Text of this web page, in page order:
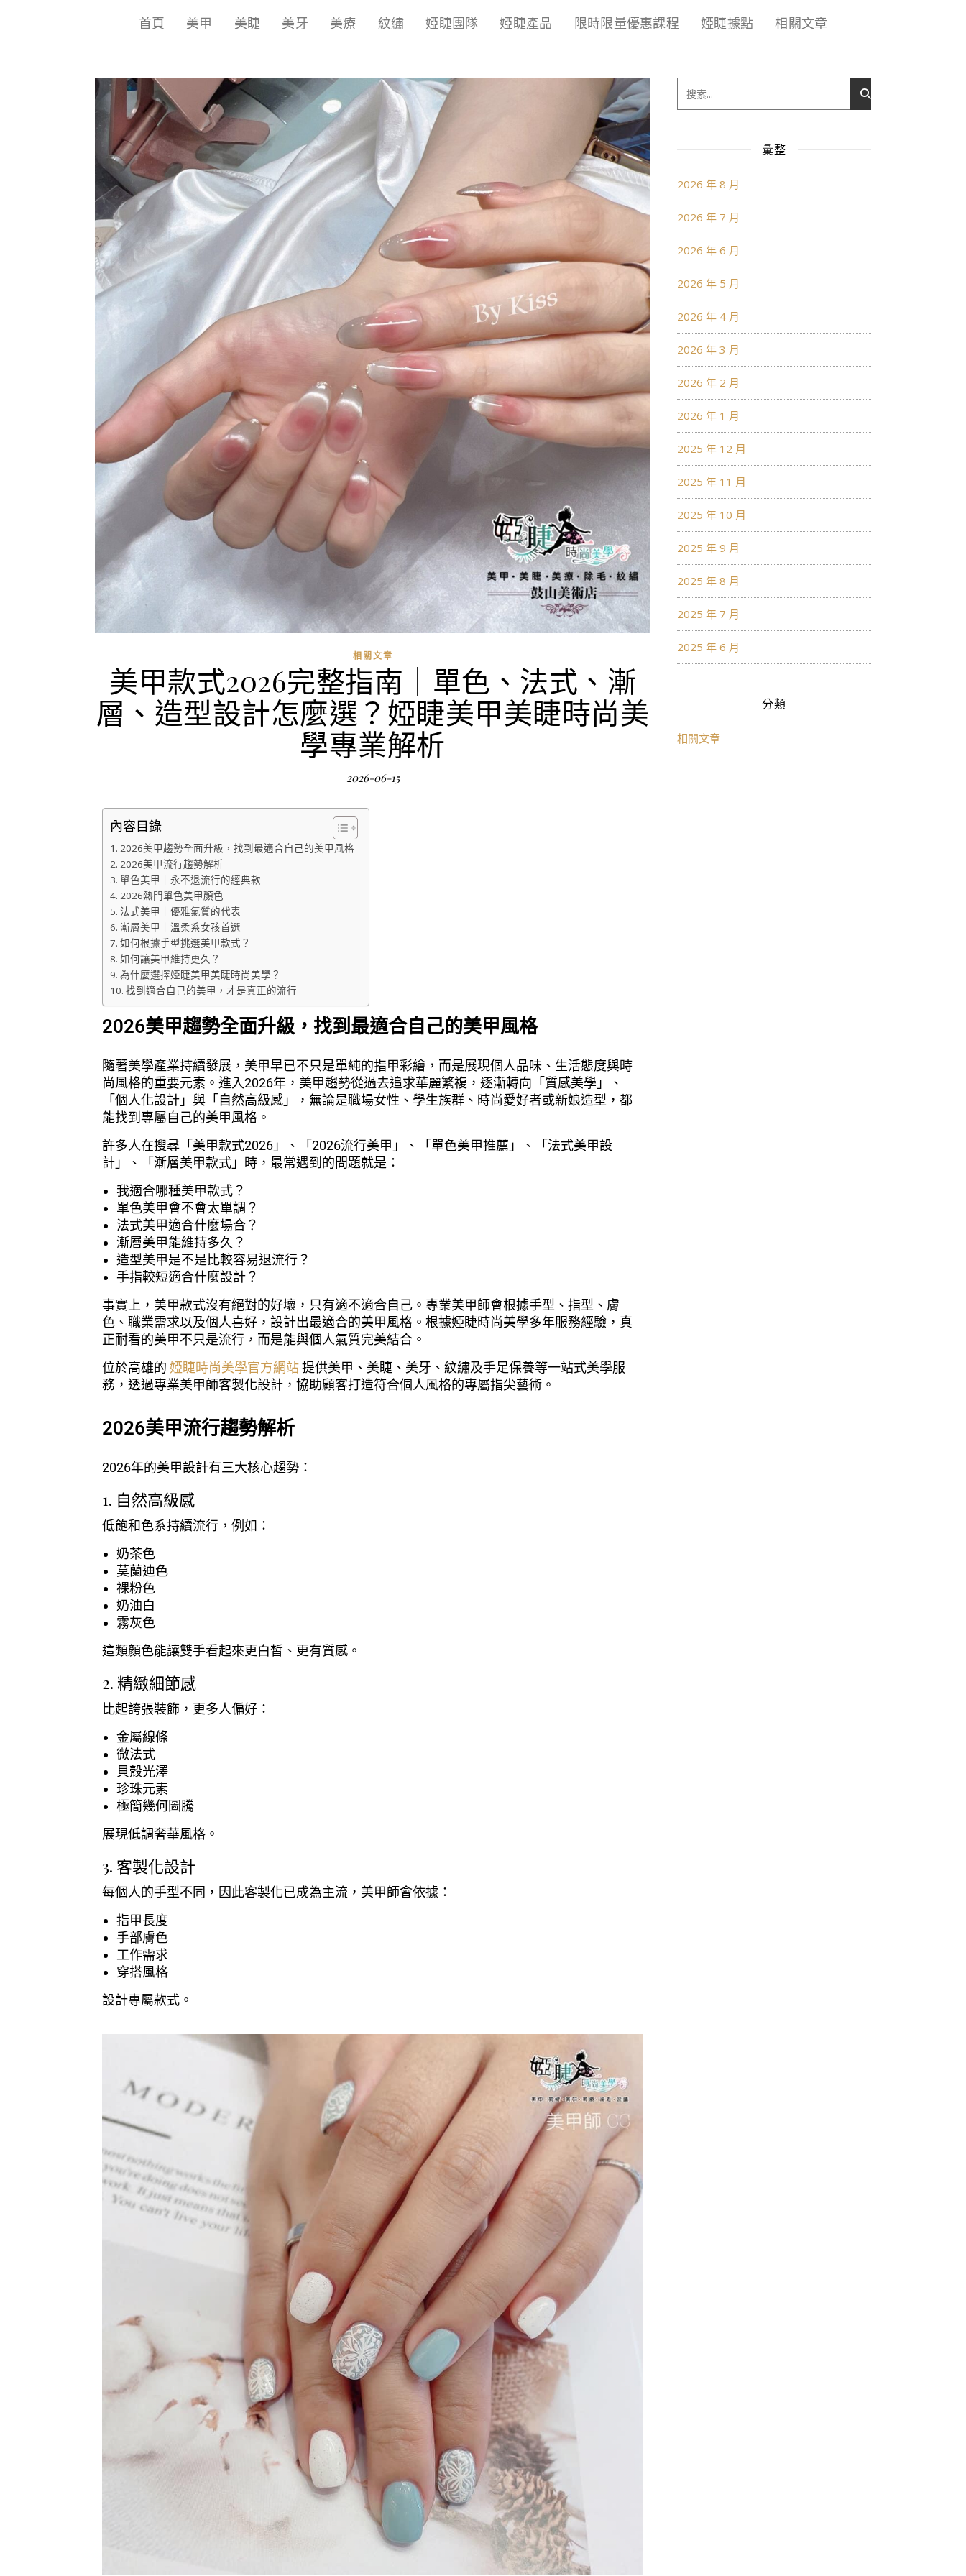
首頁 美甲 美睫 美牙 美療 紋繡 婭睫團隊 婭睫產品 限時限量優惠課程 婭睫據點 相關文章
相關文章
美甲款式2026完整指南｜單色、法式、漸
層、造型設計怎麼選？婭睫美甲美睫時尚美
學專業解析
2026-06-15
內容目錄
2026美甲趨勢全面升級，找到最適合自己的美甲風格
2026美甲流行趨勢解析
單色美甲｜永不退流行的經典款
2026熱門單色美甲顏色
法式美甲｜優雅氣質的代表
漸層美甲｜溫柔系女孩首選
如何根據手型挑選美甲款式？
如何讓美甲維持更久？
為什麼選擇婭睫美甲美睫時尚美學？
找到適合自己的美甲，才是真正的流行
2026美甲趨勢全面升級，找到最適合自己的美甲風格
隨著美學產業持續發展，美甲早已不只是單純的指甲彩繪，而是展現個人品味、生活態度與時
尚風格的重要元素。進入2026年，美甲趨勢從過去追求華麗繁複，逐漸轉向「質感美學」、
「個人化設計」與「自然高級感」，無論是職場女性、學生族群、時尚愛好者或新娘造型，都
能找到專屬自己的美甲風格。
許多人在搜尋「美甲款式2026」、「2026流行美甲」、「單色美甲推薦」、「法式美甲設
計」、「漸層美甲款式」時，最常遇到的問題就是：
我適合哪種美甲款式？
單色美甲會不會太單調？
法式美甲適合什麼場合？
漸層美甲能維持多久？
造型美甲是不是比較容易退流行？
手指較短適合什麼設計？
事實上，美甲款式沒有絕對的好壞，只有適不適合自己。專業美甲師會根據手型、指型、膚
色、職業需求以及個人喜好，設計出最適合的美甲風格。根據婭睫時尚美學多年服務經驗，真
正耐看的美甲不只是流行，而是能與個人氣質完美結合。
位於高雄的 婭睫時尚美學官方網站提供美甲、美睫、美牙、紋繡及手足保養等一站式美學服
務，透過專業美甲師客製化設計，協助顧客打造符合個人風格的專屬指尖藝術。
2026美甲流行趨勢解析
2026年的美甲設計有三大核心趨勢：
1. 自然高級感
低飽和色系持續流行，例如：
奶茶色
莫蘭迪色
裸粉色
奶油白
霧灰色
這類顏色能讓雙手看起來更白皙、更有質感。
2. 精緻細節感
比起誇張裝飾，更多人偏好：
金屬線條
微法式
貝殼光澤
珍珠元素
極簡幾何圖騰
展現低調奢華風格。
3. 客製化設計
每個人的手型不同，因此客製化已成為主流，美甲師會依據：
指甲長度
手部膚色
工作需求
穿搭風格
設計專屬款式。
彙整
2026 年 8 月
2026 年 7 月
2026 年 6 月
2026 年 5 月
2026 年 4 月
2026 年 3 月
2026 年 2 月
2026 年 1 月
2025 年 12 月
2025 年 11 月
2025 年 10 月
2025 年 9 月
2025 年 8 月
2025 年 7 月
2025 年 6 月
分類
相關文章